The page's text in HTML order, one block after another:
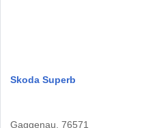
Skoda Superb
Gaggenau, 76571